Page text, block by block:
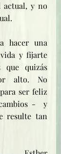
actual, y no
hacer una
y fijarte
que quizás
alto. No
ser feliz
-  y
resulte tan